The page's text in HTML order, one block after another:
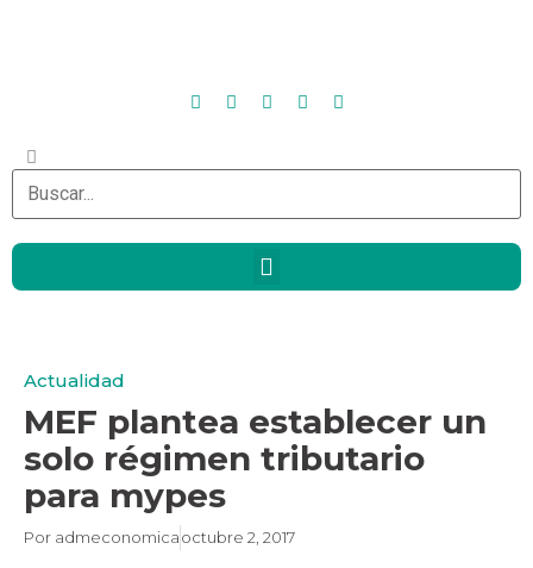
Actualidad
MEF plantea establecer un
solo régimen tributario
para mypes
Por admeconomicaoctubre 2, 2017